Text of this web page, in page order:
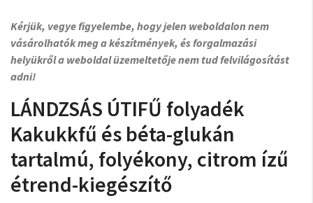
Kérjük, vegye figyelembe, hogy jelen weboldalon nem
vásárolhatók meg a készítmények, és forgalmazási
helyükről a weboldal üzemeltetője nem tud felvilágosítást
adni!
LÁNDZSÁS ÚTIFŰ folyadék
Kakukkfű és béta-glukán
tartalmú, folyékony, citrom ízű
étrend-kiegészítő